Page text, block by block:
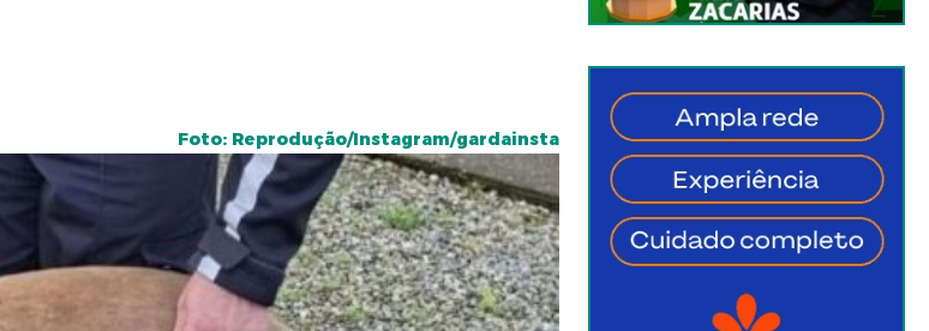
Foto: Reprodução/Instagram/gardainsta